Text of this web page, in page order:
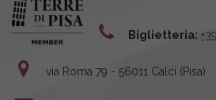
Biglietteria:
via Roma 79 - 56011 Calci (Pisa)